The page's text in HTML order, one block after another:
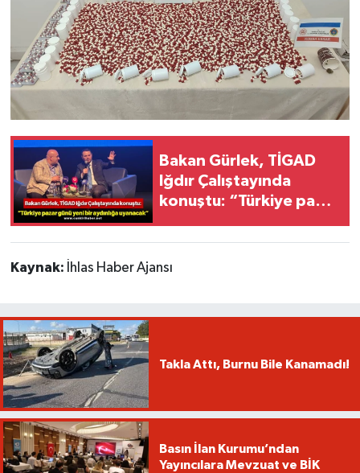
Bakan Gürlek, TİGAD
Iğdır Çalıştayında
konuştu: “Türkiye pazar
uyanacak”
Kaynak: İhlas Haber Ajansı
Takla Attı, Burnu Bile Kanamadı!
Basın İlan Kurumu’ndan
Yayıncılara Mevzuat ve BİK